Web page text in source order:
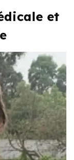
et